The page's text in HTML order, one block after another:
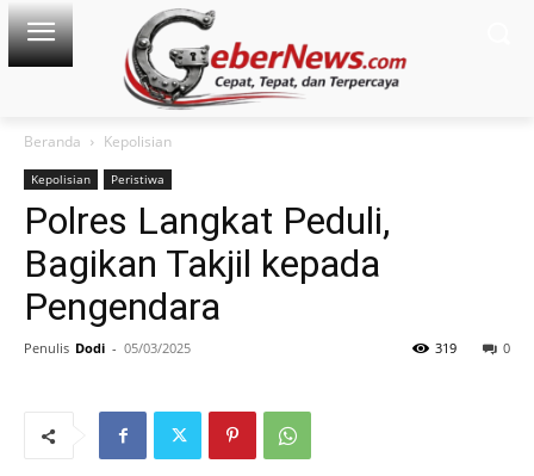
Beranda Kepolisian
Kepolisian Peristiwa
Polres Langkat Peduli,
Bagikan Takjil kepada
Pengendara
Penulis Dodi - 05/03/2025 0
319